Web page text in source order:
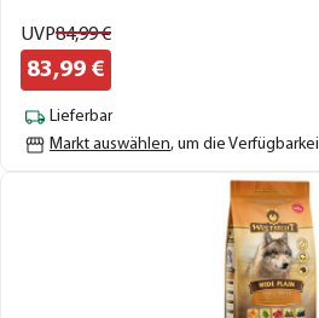
UVP84,99€
83,99 €
Lieferbar
Markt auswählen, um die